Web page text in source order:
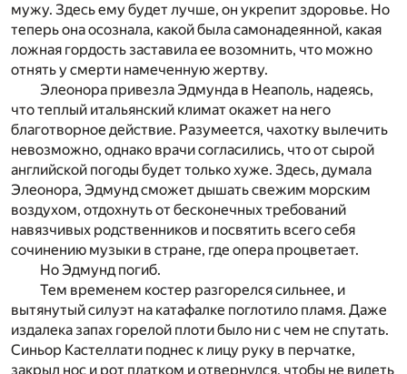
мужу. Здесь ему будет лучше, он укрепит здоровье. Но
теперь она осознала, какой была самонадеянной, какая
ложная гордость заставила ее возомнить, что можно
отнять у смерти намеченную жертву.
Элеонора привезла Эдмунда в Неаполь, надеясь,
что теплый итальянский климат окажет на него
благотворное действие. Разумеется, чахотку вылечить
невозможно, однако врачи согласились, что от сырой
английской погоды будет только хуже. Здесь, думала
Элеонора, Эдмунд сможет дышать свежим морским
воздухом, отдохнуть от бесконечных требований
навязчивых родственников и посвятить всего себя
сочинению музыки в стране, где опера процветает.
Но Эдмунд погиб.
Тем временем костер разгорелся сильнее, и
вытянутый силуэт на катафалке поглотило пламя. Даже
издалека запах горелой плоти было ни с чем не спутать.
Синьор Кастеллати поднес к лицу руку в перчатке,
закрыл нос и рот платком и отвернулся, чтобы не видеть